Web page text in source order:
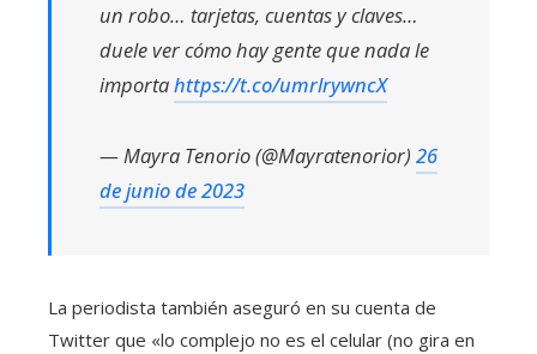
un robo… tarjetas, cuentas y claves…
duele ver cómo hay gente que nada le
importahttps://t.co/umrlrywncX
— Mayra Tenorio (@Mayratenorior) 26
de junio de 2023
La periodista también aseguró en su cuenta de
Twitter que «lo complejo no es el celular (no gira en